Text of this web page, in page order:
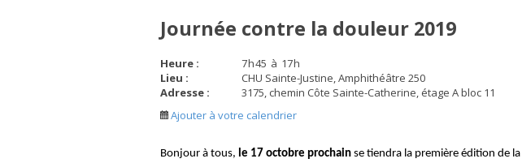
Journée contre la douleur 2019
Heure : 7h45 à 17h
Lieu :
CHU Sainte-Justine, Amphithéâtre 250
Adresse :
3175, chemin Côte Sainte-Catherine, étage A bloc 11
Ajouter à votre calendrier
Bonjour à tous, le 17 octobre prochain se tiendra la première édition de la